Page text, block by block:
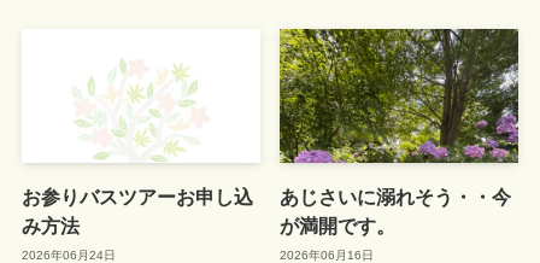
お参りバスツアーお申し込
み方法
2026年06月24日
あじさいに溺れそう・・今
が満開です。
2026年06月16日